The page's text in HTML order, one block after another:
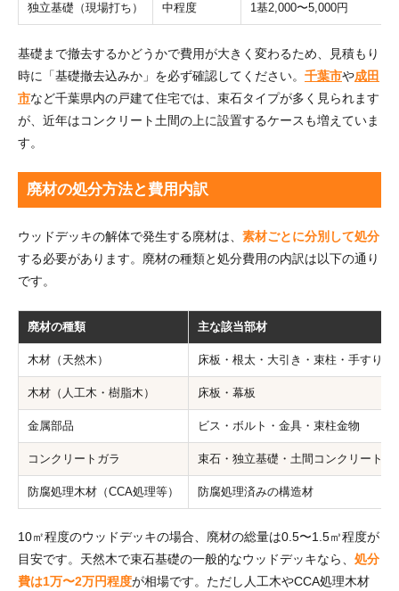
独立基礎（現場打ち） 中程度 1基2,000〜5,000円
基礎まで撤去するかどうかで費用が大きく変わるため、見積もり
時に「基礎撤去込みか」を必ず確認してください。 千葉市や成田
市など千葉県内の戸建て住宅では、束石タイプが多く見られます
が、近年はコンクリート土間の上に設置するケースも増えていま
す。
廃材の処分方法と費用内訳
ウッドデッキの解体で発生する廃材は、 素材ごとに分別して処分
する必要があります。廃材の種類と処分費用の内訳は以下の通り
です。
廃材の種類 主な該当部材
木材（天然木） 床板・根太・大引き・束柱・手すり
木材（人工木・樹脂木） 床板・幕板
金属部品 ビス・ボルト・金具・束柱金物
コンクリートガラ 束石・独立基礎・土間コンクリート
防腐処理木材（CCA処理等） 防腐処理済みの構造材
10㎡程度のウッドデッキの場合、廃材の総量は0.5〜1.5㎥程度が
目安です。天然木で束石基礎の一般的なウッドデッキなら、 処分
費は1万〜2万円程度が相場です。ただし人工木やCCA処理木材